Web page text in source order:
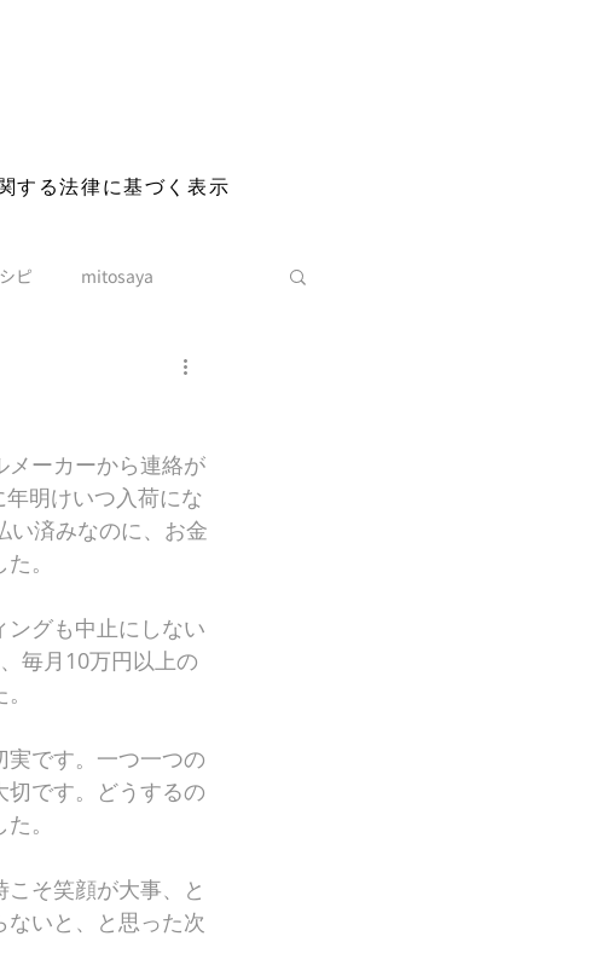
する法律に基づく表示
ピ mitosaya
メーカーから連絡が
明けいつ入荷にな
い済みなのに、お金
。
グも中止にしない
毎月10万円以上の
実です。一つ一つの
です。どうするの
。
そ笑顔が大事、と
いと、と思った次